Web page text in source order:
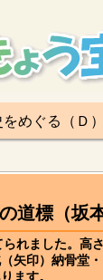
めぐる（Ｄ）
道標（坂
られました。
矢印）納骨堂
ます。